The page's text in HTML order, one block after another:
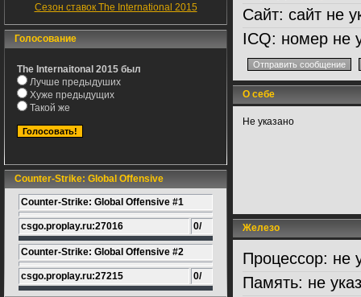
Сезон ставок The International 2015
Голосование
The Internaitonal 2015 был
Лучше предыдуших
Хуже предыдущих
Такой же
Counter-Strike: Global Offensive
Counter-Strike: Global Offensive #1
csgo.proplay.ru:27016 0/
Counter-Strike: Global Offensive #2
csgo.proplay.ru:27215 0/
Сайт: сайт не
ICQ: номер не
О себе
Не указано
Железо
Процессор: не
Память: не